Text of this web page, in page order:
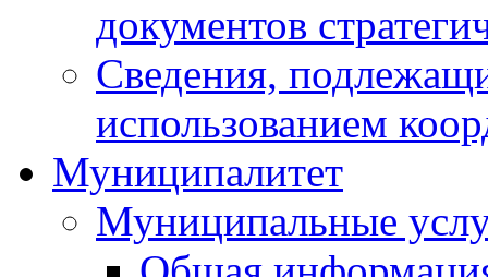
документов
Сведения,
использованием
Муниципалитет
Муниципальные